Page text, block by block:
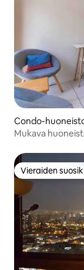
Condo-
Mukava
Vieraiden
Vieraiden